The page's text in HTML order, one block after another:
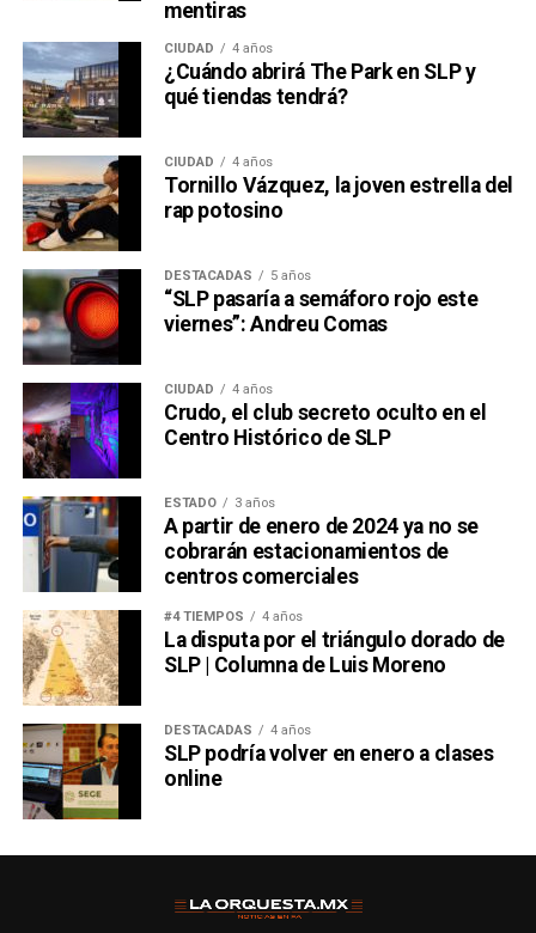
mentiras
CIUDAD 4 años
¿Cuándo abrirá The Park en SLP y
qué tiendas tendrá?
CIUDAD 4 años
Tornillo Vázquez, la joven estrella del
rap potosino
DESTACADAS 5 años
“SLP pasaría a semáforo rojo este
viernes”: Andreu Comas
CIUDAD 4 años
Crudo, el club secreto oculto en el
Centro Histórico de SLP
ESTADO 3 años
A partir de enero de 2024 ya no se
cobrarán estacionamientos de
centros comerciales
#4 TIEMPOS 4 años
La disputa por el triángulo dorado de
SLP | Columna de Luis Moreno
DESTACADAS 4 años
SLP podría volver en enero a clases
online